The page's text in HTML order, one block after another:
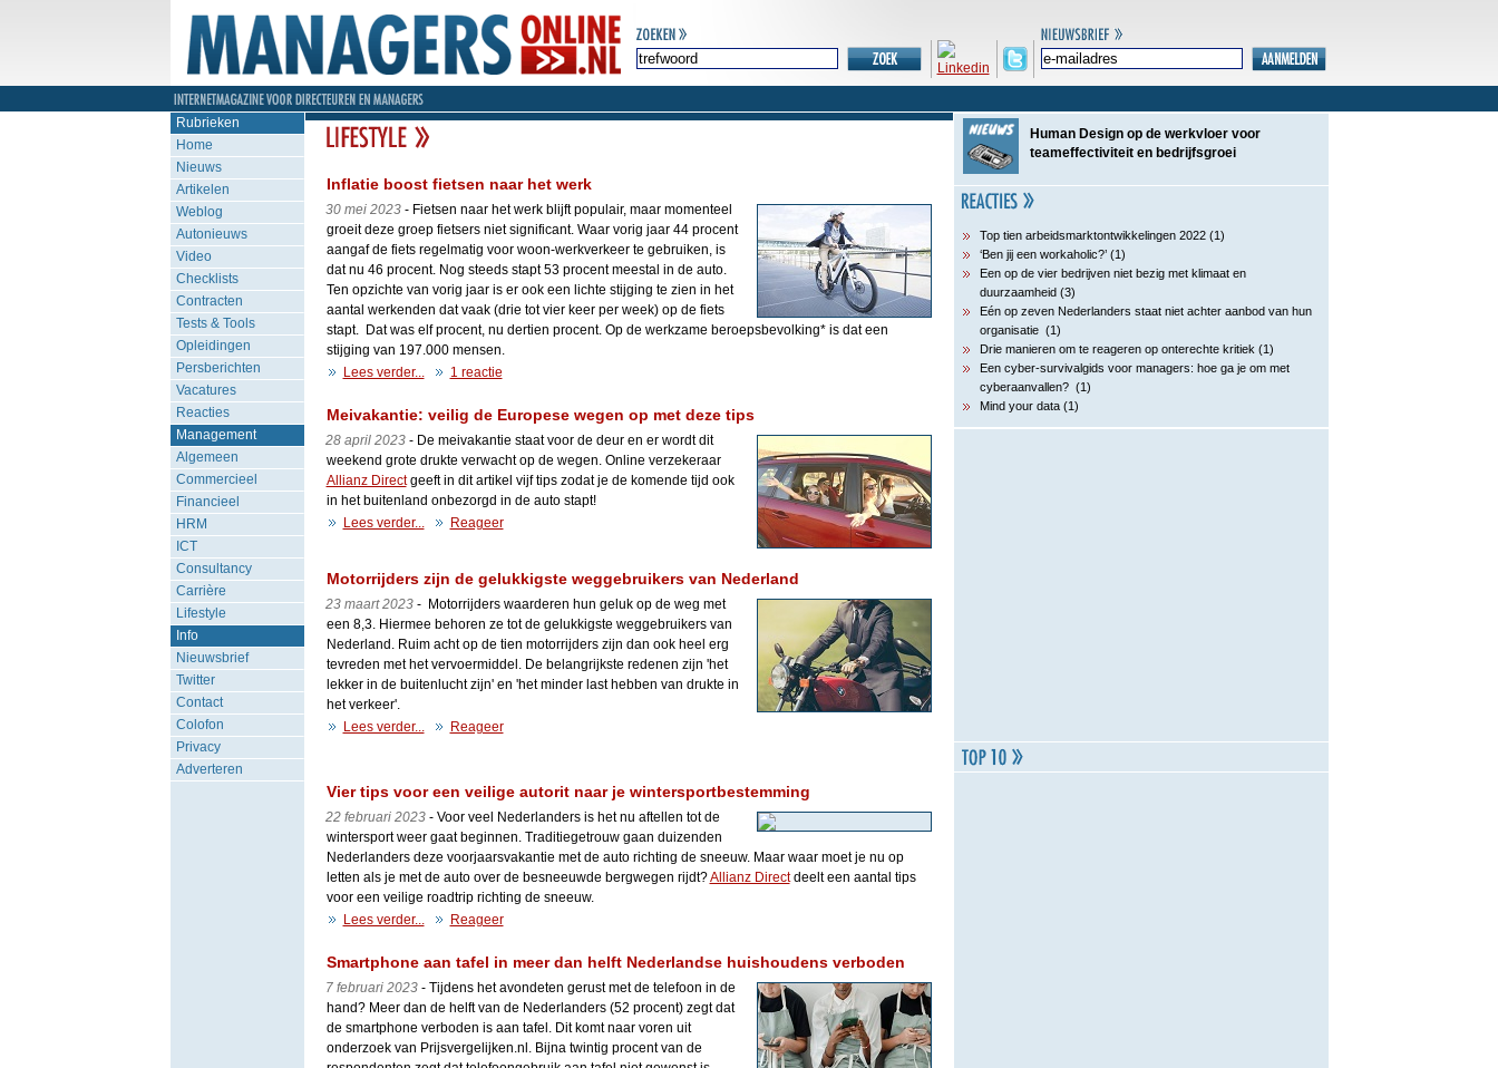
Rubrieken
Home
Nieuws
Artikelen
Weblog
Autonieuws
Video
Checklists
Contracten
Tests & Tools
Opleidingen
Persberichten
Vacatures
Reacties
Management
Algemeen
Commercieel
Financieel
HRM
ICT
Consultancy
Carrière
Lifestyle
Info
Nieuwsbrief
Twitter
Contact
Colofon
Privacy
Adverteren
Inflatie boost fietsen naar het werk
30 mei 2023- Fietsen naar het werk blijft populair, maar momenteel
groeit deze groep fietsers niet significant. Waar vorig jaar 44 procent
aangaf de fiets regelmatig voor woon-werkverkeer te gebruiken, is
dat nu 46 procent. Nog steeds stapt 53 procent meestal in de auto.
Ten opzichte van vorig jaar is er ook een lichte stijging te zien in het
aantal werkenden dat vaak (drie tot vier keer per week) op de fiets
stapt. Dat was elf procent, nu dertien procent. Op de werkzame beroepsbevolking* is dat een
stijging van 197.000 mensen.
Lees verder...
1 reactie
Meivakantie: veilig de Europese wegen op met deze tips
28 april 2023- De meivakantie staat voor de deur en er wordt dit
weekend grote drukte verwacht op de wegen. Online verzekeraar
Allianz Directgeeft in dit artikel vijf tips zodat je de komende tijd ook
in het buitenland onbezorgd in de auto stapt!
Lees verder...
Reageer
Motorrijders zijn de gelukkigste weggebruikers van Nederland
23 maart 2023- Motorrijders waarderen hun geluk op de weg met
een 8,3. Hiermee behoren ze tot de gelukkigste weggebruikers van
Nederland. Ruim acht op de tien motorrijders zijn dan ook heel erg
tevreden met het vervoermiddel. De belangrijkste redenen zijn 'het
lekker in de buitenlucht zijn' en 'het minder last hebben van drukte in
het verkeer'.
Lees verder...
Reageer
Vier tips voor een veilige autorit naar je wintersportbestemming
22 februari 2023- Voor veel Nederlanders is het nu aftellen tot de
wintersport weer gaat beginnen. Traditiegetrouw gaan duizenden
Nederlanders deze voorjaarsvakantie met de auto richting de sneeuw. Maar waar moet je nu op
letten als je met de auto over de besneeuwde bergwegen rijdt?Allianz Directdeelt een aantal tips
voor een veilige roadtrip richting de sneeuw.
Lees verder...
Reageer
Smartphone aan tafel in meer dan helft Nederlandse huishoudens verboden
7 februari 2023- Tijdens het avondeten gerust met de telefoon in de
hand? Meer dan de helft van de Nederlanders (52 procent) zegt dat
de smartphone verboden is aan tafel. Dit komt naar voren uit
onderzoek van Prijsvergelijken.nl. Bijna twintig procent van de
Human Design op de werkvloer voor
teameffectiviteit en bedrijfsgroei
Top tien arbeidsmarktontwikkelingen 2022 (1)
‘Ben jij een workaholic?’ (1)
Een op de vier bedrijven niet bezig met klimaat en
duurzaamheid (3)
Eén op zeven Nederlanders staat niet achter aanbod van hun
organisatie (1)
Drie manieren om te reageren op onterechte kritiek (1)
Een cyber-survivalgids voor managers: hoe ga je om met
cyberaanvallen? (1)
Mind your data (1)